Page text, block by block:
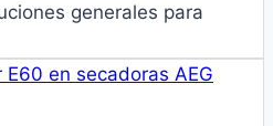
generales para